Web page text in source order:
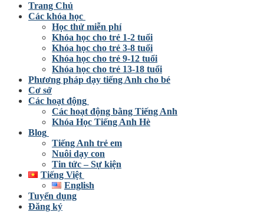
Trang Chủ
Các khóa học
Học thử miễn phí
Khóa học cho trẻ 1-2 tuổi
Khóa học cho trẻ 3-8 tuổi
Khóa học cho trẻ 9-12 tuổi
Khóa học cho trẻ 13-18 tuổi
Phương pháp dạy tiếng Anh cho bé
Cơ sở
Các hoạt động
Các hoạt động bằng Tiếng Anh
Khóa Học Tiếng Anh Hè
Blog
Tiếng Anh trẻ em
Nuôi dạy con
Tin tức – Sự kiện
Tiếng Việt
English
Tuyển dụng
Đăng ký